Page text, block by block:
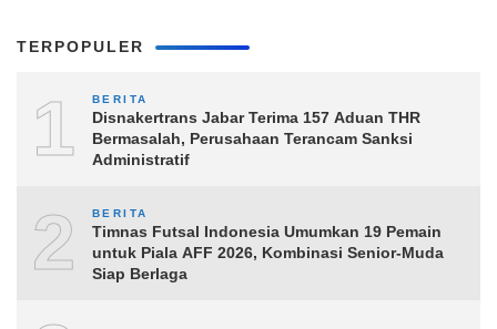
TERPOPULER
1 BERITA
Disnakertrans Jabar Terima 157 Aduan THR
Bermasalah, Perusahaan Terancam Sanksi
Administratif
2 BERITA
Timnas Futsal Indonesia Umumkan 19 Pemain
untuk Piala AFF 2026, Kombinasi Senior-Muda
Siap Berlaga